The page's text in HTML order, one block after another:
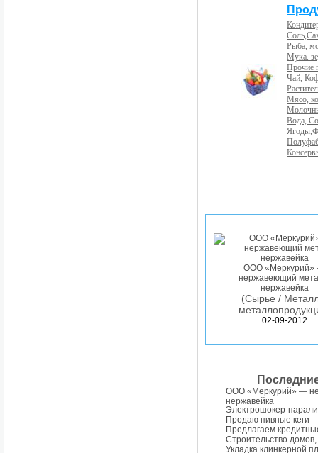
Рыба,
Мука.
Прочие
Чай,
Мясо,
Вода,
ООО
нержавеющий
нержавейка
(Сырье /
02-09-2012
ООО «Меркурий» —
нержавейка
Электрошокер-
Продаю пивные кеги
Предлагаем
Строительство
Укладка клинкерной